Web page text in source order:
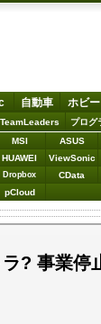
自動車 ホビー
TeamLeaders プログ
MSI ASUS
HUAWEI ViewSonic
Dropbox CData
pCloud
? 事業停